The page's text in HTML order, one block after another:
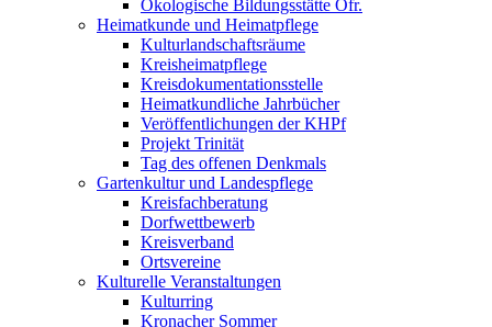
Ökologische Bildungsstätte Ofr.
Heimatkunde und Heimatpflege
Kulturlandschaftsräume
Kreisheimatpflege
Kreisdokumentationsstelle
Heimatkundliche Jahrbücher
Veröffentlichungen der KHPf
Projekt Trinität
Tag des offenen Denkmals
Gartenkultur und Landespflege
Kreisfachberatung
Dorfwettbewerb
Kreisverband
Ortsvereine
Kulturelle Veranstaltungen
Kulturring
Kronacher Sommer